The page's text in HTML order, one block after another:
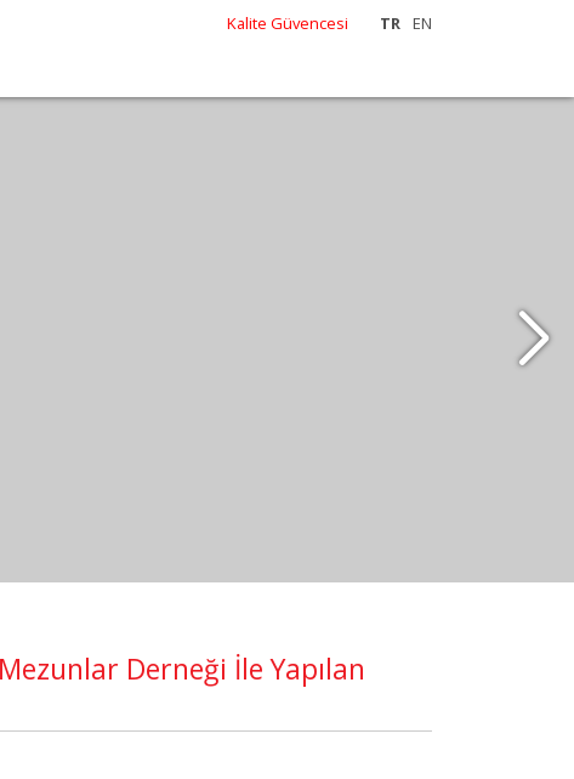
TR EN
Kalite Güvencesi
Derneği İle Yapılan